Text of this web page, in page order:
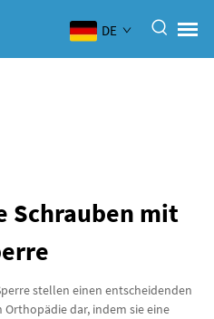
DE
Schrauben mit
stellen einen entscheidenden
dar, indem sie eine